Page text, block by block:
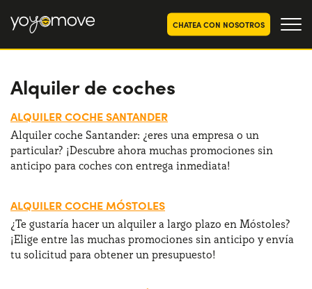
CHATEA CON NOSOTROS
OFERTAS RENTING COCHES
Autónomos y Empresas
OFERTAS RENTING
SEGUNDA MANO
RENTING COCHES POR MESES
Nuestra historia
Trabaja con nosotros
CÓMO FUNCIONA
POR QUÉ CONVIENE
Alquiler de coches
ALQUILER COCHE SANTANDER
Alquiler coche Santander: ¿eres una empresa o un
particular? ¡Descubre ahora muchas promociones sin
anticipo para coches con entrega inmediata!
ALQUILER COCHE MÓSTOLES
¿Te gustaría hacer un alquiler a largo plazo en Móstoles?
¡Elige entre las muchas promociones sin anticipo y envía
tu solicitud para obtener un presupuesto!